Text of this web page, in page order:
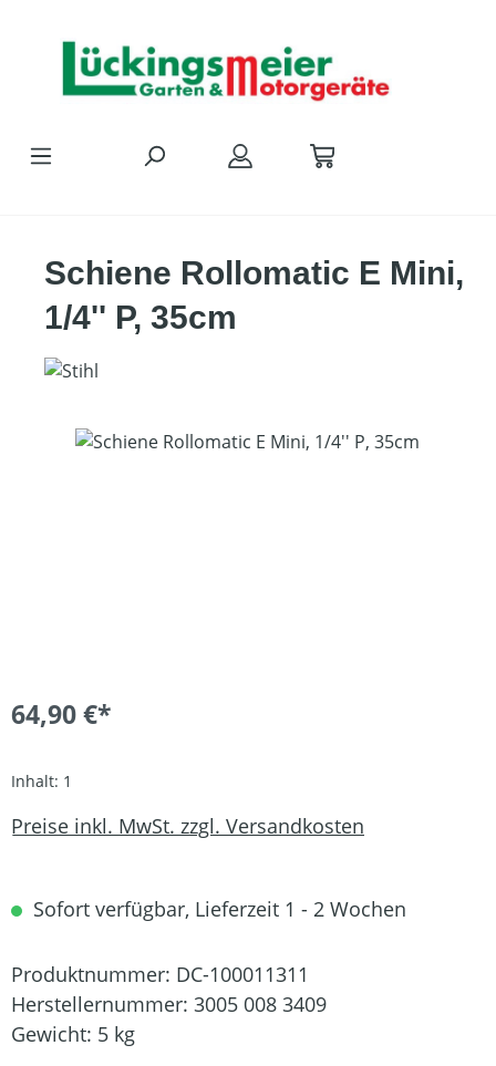
Schiene Rollomatic E Mini,
1/4'' P, 35cm
Bildergalerie überspringen
64,90 €*
Inhalt: 1
Preise inkl. MwSt. zzgl. Versandkosten
Sofort verfügbar, Lieferzeit 1 - 2 Wochen
Produktnummer: DC-100011311
Herstellernummer: 3005 008 3409
Gewicht: 5 kg